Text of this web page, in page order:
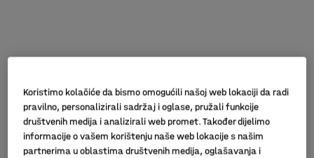
Koristimo kolačiće da bismo omogućili našoj web lokaciji da radi
pravilno, personalizirali sadržaj i oglase, pružali funkcije
društvenih medija i analizirali web promet. Također dijelimo
informacije o vašem korištenju naše web lokacije s našim
partnerima u oblastima društvenih medija, oglašavanja i